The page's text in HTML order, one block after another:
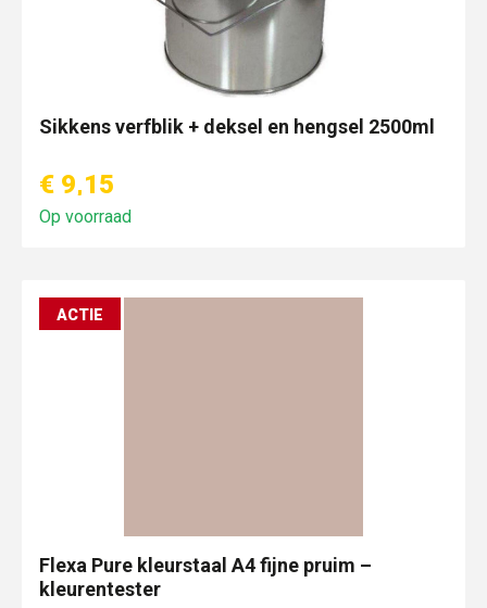
Sikkens verfblik + deksel en hengsel 2500ml
€ 9,15
Op voorraad
ACTIE
Flexa Pure kleurstaal A4 fijne pruim –
kleurentester